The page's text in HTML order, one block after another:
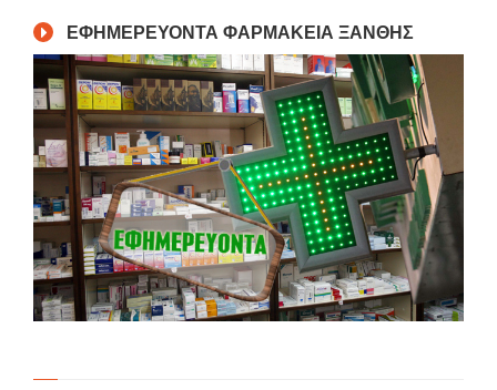
ΕΦΗΜΕΡΕΥΟΝΤΑ ΦΑΡΜΑΚΕΙΑ ΞΑΝΘΗΣ